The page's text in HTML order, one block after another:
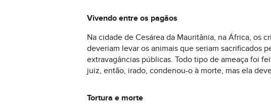
Vivendo entre os pagãos
Na cidade de Cesárea da Mauritânia, na África, os
deveriam levar os animais que seriam sacrificados
extravagâncias públicas. Todo tipo de ameaça foi
juiz, então, irado, condenou-o à morte, mas ela
Tortura e morte